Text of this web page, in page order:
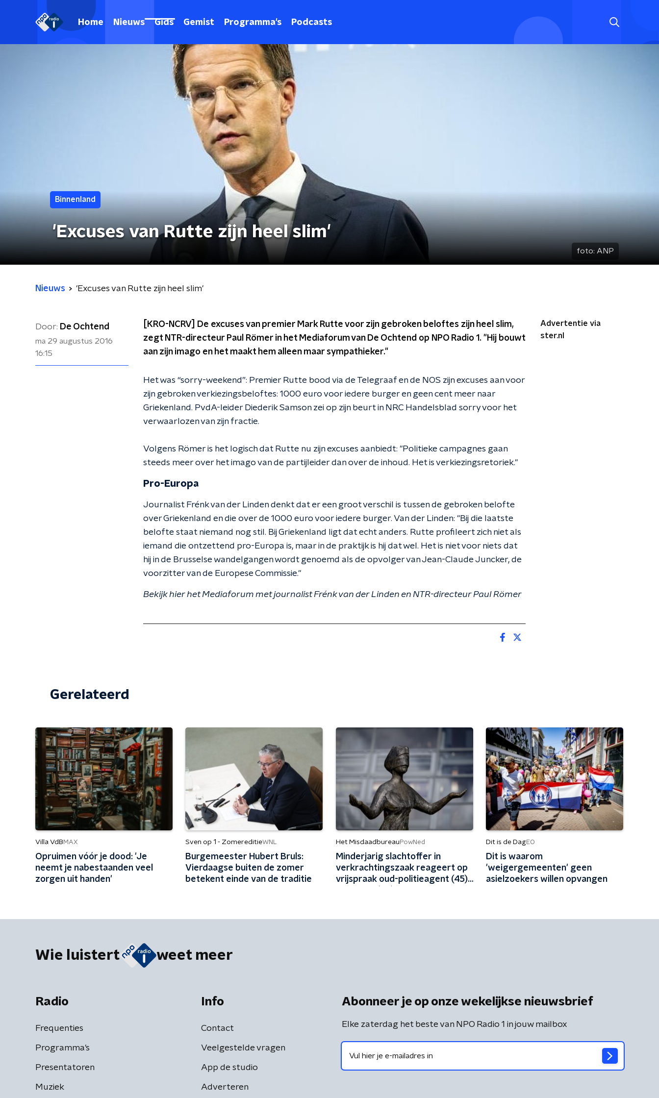
Home Nieuws Gids Gemist Programma's Podcasts
Binnenland
'Excuses van Rutte zijn heel slim'
foto: ANP
Nieuws 'Excuses van Rutte zijn heel slim'
Door: De Ochtend
ma 29 augustus 2016
16:15
[KRO-NCRV] De excuses van premier Mark Rutte voor zijn gebroken beloftes zijn heel slim,
zegt NTR-directeur Paul Römer in het Mediaforum van De Ochtend op NPO Radio 1. "Hij bouwt
aan zijn imago en het maakt hem alleen maar sympathieker."
Het was “sorry-weekend”: Premier Rutte bood via de Telegraaf en de NOS zijn excuses aan voor
zijn gebroken verkiezingsbeloftes: 1000 euro voor iedere burger en geen cent meer naar
Griekenland. PvdA-leider Diederik Samson zei op zijn beurt in NRC Handelsblad sorry voor het
verwaarlozen van zijn fractie.
Volgens Römer is het logisch dat Rutte nu zijn excuses aanbiedt: "Politieke campagnes gaan
steeds meer over het imago van de partijleider dan over de inhoud. Het is verkiezingsretoriek."
Pro-Europa
Journalist Frénk van der Linden denkt dat er een groot verschil is tussen de gebroken belofte
over Griekenland en die over de 1000 euro voor iedere burger. Van der Linden: "Bij die laatste
belofte staat niemand nog stil. Bij Griekenland ligt dat echt anders. Rutte profileert zich niet als
iemand die ontzettend pro-Europa is, maar in de praktijk is hij dat wel. Het is niet voor niets dat
hij in de Brusselse wandelgangen wordt genoemd als de opvolger van Jean-Claude Juncker, de
voorzitter van de Europese Commissie."
Bekijk hier het Mediaforum met journalist Frénk van der Linden en NTR-directeur Paul Römer
Advertentie via
ster.nl
Gerelateerd
Villa VdB MAX
Opruimen vóór je dood: 'Je
neemt je nabestaanden veel
zorgen uit handen'
Sven op 1 - ZomereditieWNL
Burgemeester Hubert Bruls:
Vierdaagse buiten de zomer
betekent einde van de traditie
Het Misdaadbureau PowNed
Minderjarig slachtoffer in
verkrachtingszaak reageert op
vrijspraak oud-politieagent (45)
Dit is de DagEO
Dit is waarom
'weigergemeenten' geen
asielzoekers willen opvangen
Wie luistert weet meer
Radio
Frequenties
Programma's
Presentatoren
Muziek
Info
Contact
Veelgestelde vragen
App de studio
Adverteren
Abonneer je op onze wekelijkse nieuwsbrief
Elke zaterdag het beste van NPO Radio 1 in jouw mailbox